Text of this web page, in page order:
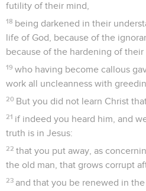
futility of their mind,
18 being darkened in their
life of God, because of the
because of the hardening of their
19 who having become callous
work all uncleanness with
20 But you did not learn Christ
21 if indeed you heard him, and
truth is in Jesus:
22 that you put away, as
the old man, that grows corrupt
23 and that you be renewed in